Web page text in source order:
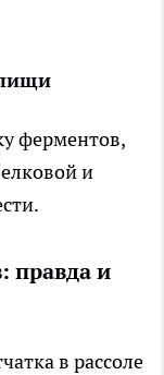
ферментов,
и
правда и
в рассоле